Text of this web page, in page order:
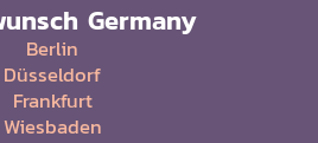
Germany
Berlin
Düsseldorf
Frankfurt
Wiesbaden